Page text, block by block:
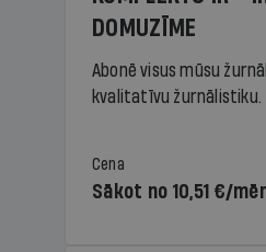
DOMUZĪME
Abonē visus mūsu
kvalitatīvu žurnālistiku.
Cena
Sākot no 10,51 €/